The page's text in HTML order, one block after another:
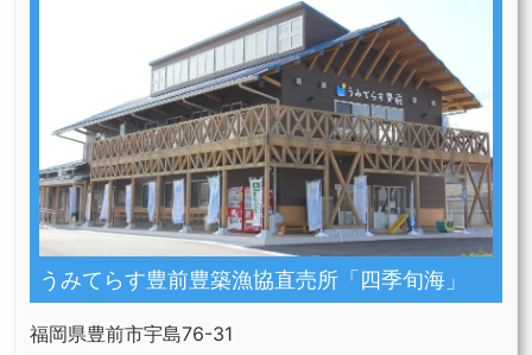
うみてらす豊前豊築漁協直売所「四季旬海」
福岡県豊前市宇島76-31